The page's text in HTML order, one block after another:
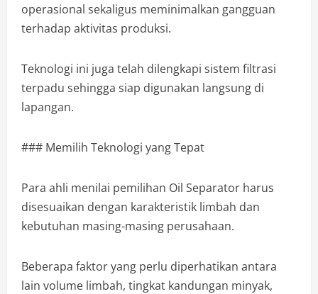
operasional sekaligus meminimalkan gangguan
terhadap aktivitas produksi.
Teknologi ini juga telah dilengkapi sistem filtrasi
terpadu sehingga siap digunakan langsung di
lapangan.
### Memilih Teknologi yang Tepat
Para ahli menilai pemilihan Oil Separator harus
disesuaikan dengan karakteristik limbah dan
kebutuhan masing-masing perusahaan.
Beberapa faktor yang perlu diperhatikan antara
lain volume limbah, tingkat kandungan minyak,